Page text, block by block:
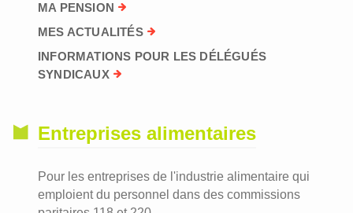
MA PENSION
MES ACTUALITÉS
INFORMATIONS POUR LES DÉLÉGUÉS
SYNDICAUX
Entreprises alimentaires
Pour les entreprises de l'industrie alimentaire qui
emploient du personnel dans des commissions